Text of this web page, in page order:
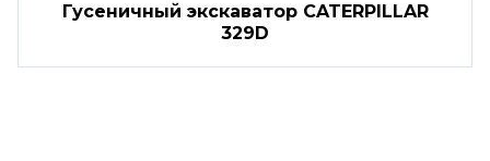
Гусеничный экскаватор CATERPILLAR
329D